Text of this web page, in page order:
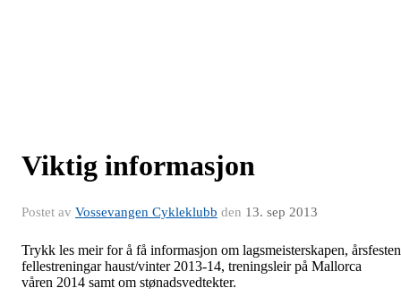
Viktig informasjon
Postet av Vossevangen Cykleklubb den 13. sep 2013
Trykk les meir for å få informasjon om lagsmeisterskapen,
fellestreningar haust/vinter 2013-14, treningsleir på Mallorca
våren 2014 samt om stønadsvedtekter.